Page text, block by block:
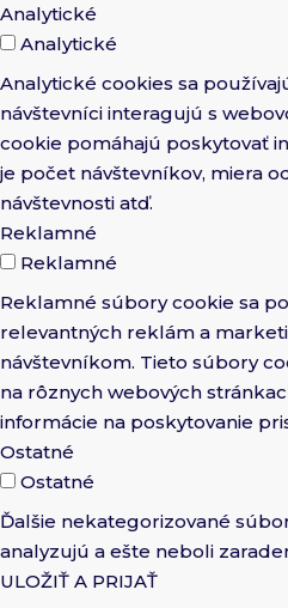
Analytické
Analytické
Analytické cookies sa
návštevníci interagujú s
cookie pomáhajú poskytovať
je počet návštevníkov, miera
návštevnosti atď.
Reklamné
Reklamné
Reklamné súbory cookie sa
relevantných reklám a
návštevníkom. Tieto súbory
na rôznych webových
informácie na poskytovanie
Ostatné
Ostatné
Ďalšie nekategorizované
analyzujú a ešte neboli
ULOŽIŤ A PRIJAŤ